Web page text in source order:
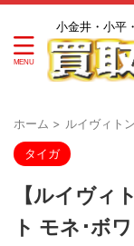
小金井・小平
ホーム > ルイヴィト
タイガ
【ルイヴ
ト モネ･ボ